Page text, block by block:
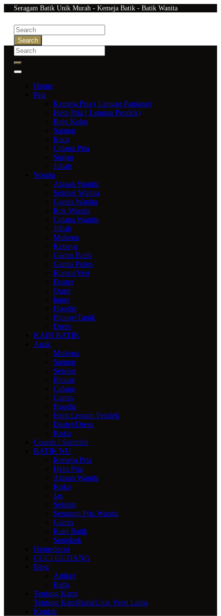
Seragam Batik Unik Murah - Kemeja Batik - Batik Wanita
Search
Home
Pria
Kemeja Pria ( Lengan Panjang)
Hem Pria ( Lengan Pendek)
Baju Koko
Sarung
Kaos
Celana Pria
Surjan
Jubah
Wanita
Atasan Wanita
Setelan Wanita
Gamis Wanita
Rok Wanita
Celana Wanita
Jilbab
Mukena
Kebaya
Gamis Batik
Gamis Polos
Rompi/Vest
Daster
Outer
Inner
Hoodie
Blouse/Tunik
Dress
KAIN BATIK
Anak
Mukena
Sarung
Setelan
Blouse
Celana
Gamis
Hoodie
Hem Lengan Pendek
Daster/Dress
Koko
Couple / Sarimbit
BATIK NU
Kemeja Pria
Hem Pria
Atasan Wanita
Koko
Jas
Setelan
Seragam Pria Wanita
Gamis
Kain Batik
Songkok
Homedecor
CUCI GUDANG
Blog
Artikel
Batik
Tentang Kami
Tentang KamiBatikUnik Versi Lama
Kontak